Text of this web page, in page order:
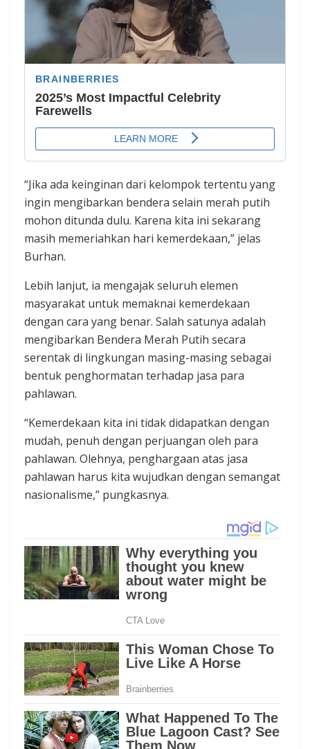
“Jika ada keinginan dari kelompok tertentu yang
ingin mengibarkan bendera selain merah putih
mohon ditunda dulu. Karena kita ini sekarang
masih memeriahkan hari kemerdekaan,” jelas
Burhan.
Lebih lanjut, ia mengajak seluruh elemen
masyarakat untuk memaknai kemerdekaan
dengan cara yang benar. Salah satunya adalah
mengibarkan Bendera Merah Putih secara
serentak di lingkungan masing-masing sebagai
bentuk penghormatan terhadap jasa para
pahlawan.
“Kemerdekaan kita ini tidak didapatkan dengan
mudah, penuh dengan perjuangan oleh para
pahlawan. Olehnya, penghargaan atas jasa
pahlawan harus kita wujudkan dengan semangat
nasionalisme,” pungkasnya.